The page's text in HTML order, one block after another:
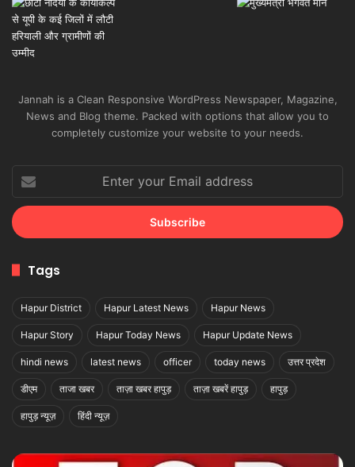
Jannah is a Clean Responsive WordPress Newspaper, Magazine,
News and Blog theme. Packed with options that allow you to
completely customize your website to your needs.
your
Email
address
Tags
Hapur District Hapur Latest News Hapur News
Hapur Story Hapur Today News Hapur Update News
hindi news latest news officer today news उत्तर प्रदेश
डीएम ताजा खबर ताज़ा खबर हापुड़ ताज़ा खबरें हापुड़ हापुड़
हापुड़ न्यूज़ हिंदी न्यूज़